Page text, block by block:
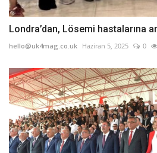
Londra’dan, Lösemi hastalarına
hello@uk4mag.co.uk Haziran 5, 2025 0